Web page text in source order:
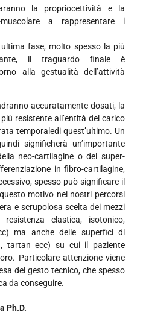
la propriocettività e la
muscolare a rappresentare i
fase, molto spesso la più
il traguardo finale è
alla gestualità dell’attività
accuratamente dosati, la
resistente all’entità del carico
temporaledi quest’ultimo. Un
significherà un’importante
neo-cartilagine o del super-
in fibro-cartilagine,
spesso può significare il
motivo nei nostri percorsi
e scrupolosa scelta dei mezzi
elastica, isotonico,
ma anche delle superfici di
tartan ecc) su cui il paziente
Particolare attenzione viene
del gesto tecnico, che spesso
da conseguire.
Ph.D.